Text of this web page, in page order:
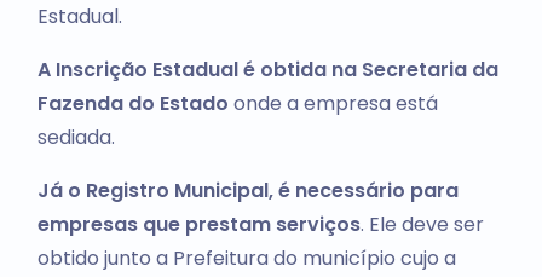
Estadual.
A Inscrição Estadual é obtida na Secretaria da
Fazenda do Estado onde a empresa está
sediada.
Já o Registro Municipal, é necessário para
empresas que prestam serviços. Ele deve ser
obtido junto a Prefeitura do município cujo a